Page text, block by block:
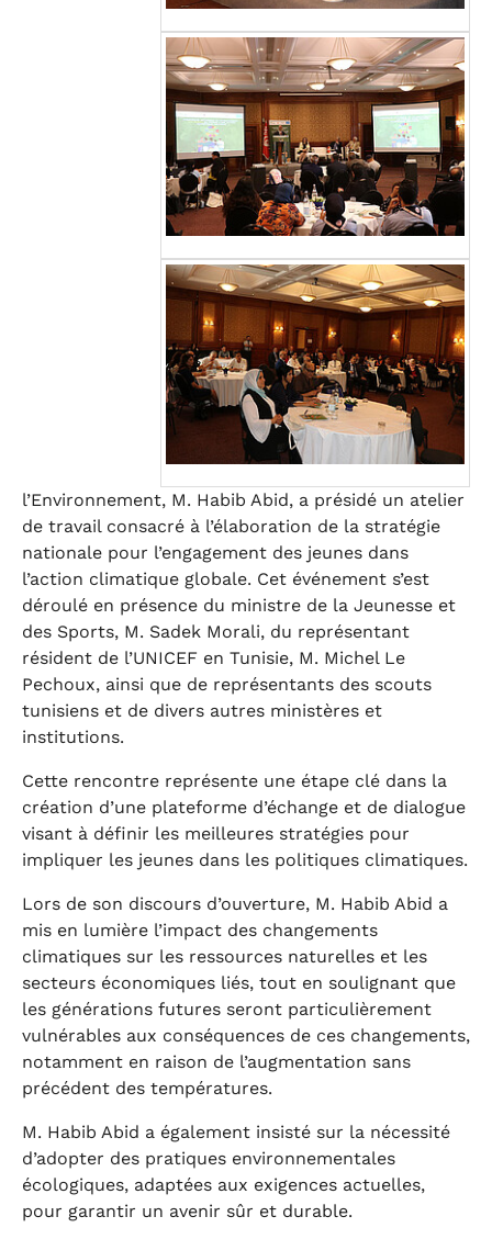
l’Environnement, M. Habib Abid, a présidé un atelier
de travail consacré à l’élaboration de la stratégie
nationale pour l’engagement des jeunes dans
l’action climatique globale. Cet événement s’est
déroulé en présence du ministre de la Jeunesse et
des Sports, M. Sadek Morali, du représentant
résident de l’UNICEF en Tunisie, M. Michel Le
Pechoux, ainsi que de représentants des scouts
tunisiens et de divers autres ministères et
institutions.
Cette rencontre représente une étape clé dans la
création d’une plateforme d’échange et de dialogue
visant à définir les meilleures stratégies pour
impliquer les jeunes dans les politiques climatiques.
Lors de son discours d’ouverture, M. Habib Abid a
mis en lumière l’impact des changements
climatiques sur les ressources naturelles et les
secteurs économiques liés, tout en soulignant que
les générations futures seront particulièrement
vulnérables aux conséquences de ces changements,
notamment en raison de l’augmentation sans
précédent des températures.
M. Habib Abid a également insisté sur la nécessité
d’adopter des pratiques environnementales
écologiques, adaptées aux exigences actuelles,
pour garantir un avenir sûr et durable.